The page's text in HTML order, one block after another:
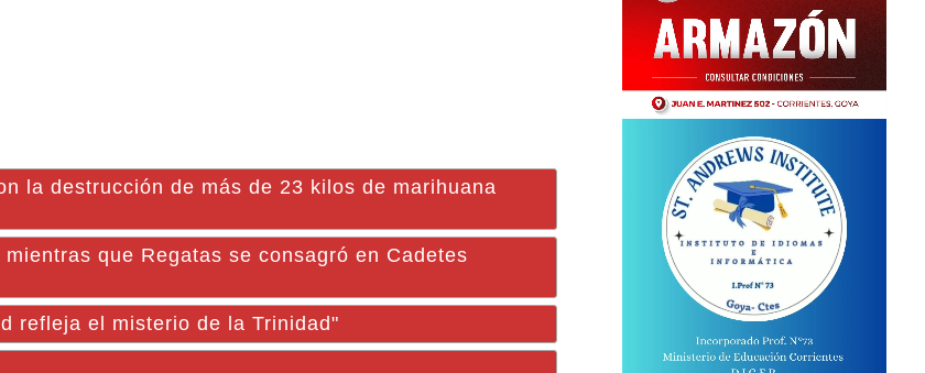
la destrucción de más de 23 kilos de marihuana
que Regatas se consagró en Cadetes
refleja el misterio de la Trinidad"